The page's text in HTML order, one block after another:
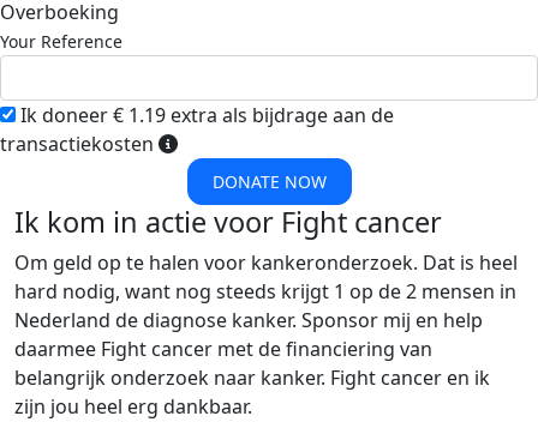
Overboeking
Your Reference
Ik doneer € 1.19 extra als bijdrage aan de
transactiekosten
DONATE NOW
Ik kom in actie voor Fight cancer
Om geld op te halen voor kankeronderzoek. Dat is heel
hard nodig, want nog steeds krijgt 1 op de 2 mensen in
Nederland de diagnose kanker. Sponsor mij en help
daarmee Fight cancer met de financiering van
belangrijk onderzoek naar kanker. Fight cancer en ik
zijn jou heel erg dankbaar.